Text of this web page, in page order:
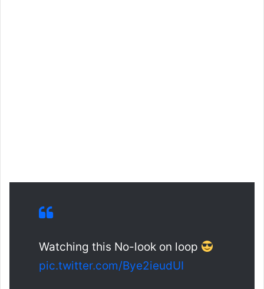
Watching this No-look on loop
pic.twitter.com/Bye2ieudUI